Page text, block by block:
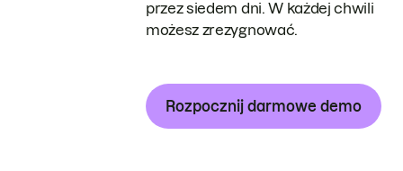
przez siedem dni. W każdej chwili
możesz zrezygnować.
Rozpocznij darmowe demo